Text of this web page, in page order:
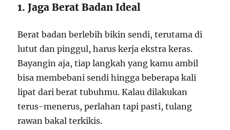
1. Jaga Berat Badan Ideal
Berat badan berlebih bikin sendi, terutama di
lutut dan pinggul, harus kerja ekstra keras.
Bayangin aja, tiap langkah yang kamu ambil
bisa membebani sendi hingga beberapa kali
lipat dari berat tubuhmu. Kalau dilakukan
terus-menerus, perlahan tapi pasti, tulang
rawan bakal terkikis.